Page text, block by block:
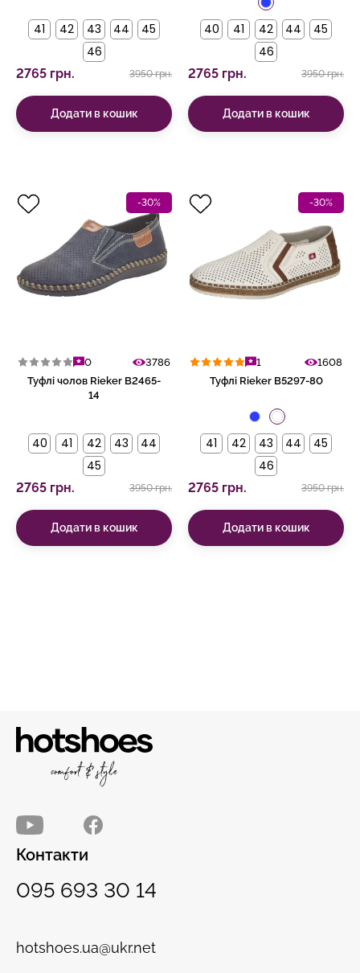
41 42 43 44
45
46
2765 грн. 3950 грн.
Додати в кошик
40 41 42 44
45
46
2765 грн. 3950 грн.
Додати в кошик
-30%
0
3786
Туфлі чолов Rieker B2465-
14
40 41 42 43
44
45
2765 грн. 3950 грн.
Додати в кошик
-30%
1
1608
Туфлі Rieker B5297-80
41 42 43 44
45
46
2765 грн. 3950 грн.
Додати в кошик
Контакти
095 693 30 14
hotshoes.ua@ukr.net